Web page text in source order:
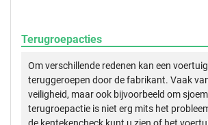
Terugroepacties
Om verschillende redenen kan een
teruggeroepen door de fabrikant. Vaak
veiligheid, maar ook bijvoorbeeld om
terugroepactie is niet erg mits het